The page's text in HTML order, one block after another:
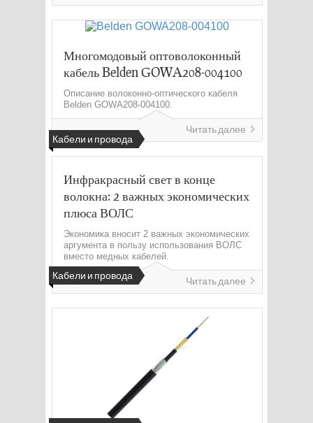
Кабели и провода
Многомодовый оптоволоконный
кабель Belden GOWA208-004100
Описание волоконно-оптического кабеля
Belden GOWA208-004100.
Читать далее
Кабели и провода
Инфракрасный свет в конце
волокна: 2 важных экономических
плюса ВОЛС
Экономика вносит 2 важных экономических
аргумента в пользу использования ВОЛС
вместо медных кабелей.
Читать далее